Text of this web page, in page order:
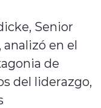
Senior
en el
de
del liderazgo,